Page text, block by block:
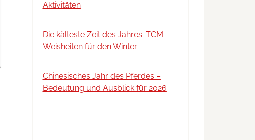
Aktivitäten
Die kälteste Zeit des Jahres: TCM-
Weisheiten für den Winter
Chinesisches Jahr des Pferdes –
Bedeutung und Ausblick für 2026